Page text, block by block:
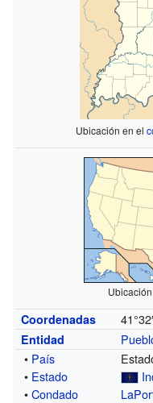
Ubicación en el
Coordenadas
Entidad
• País
• Estado
•Condado